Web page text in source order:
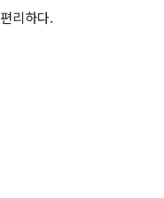
리하다.